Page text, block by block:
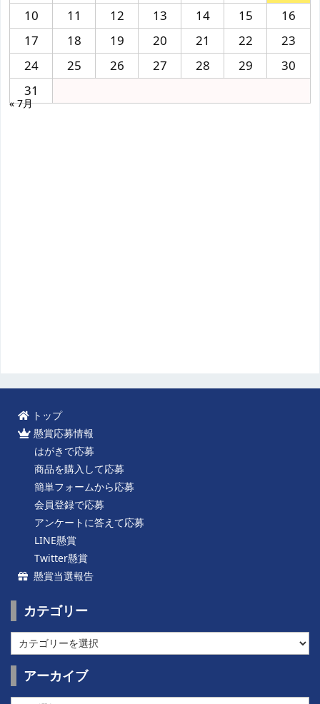
10
11 12 13 14 15
16
17
18 19 20 21 22
23
24
25 26 27 28 29
30
31
« 7月
トップ
懸賞応募情報
はがきで応募
商品を購入して応募
簡単フォームから応募
会員登録で応募
アンケートに答えて応募
LINE懸賞
Twitter懸賞
懸賞当選報告
カテゴリー
カ
テ
ゴ
ー
アーカイブ